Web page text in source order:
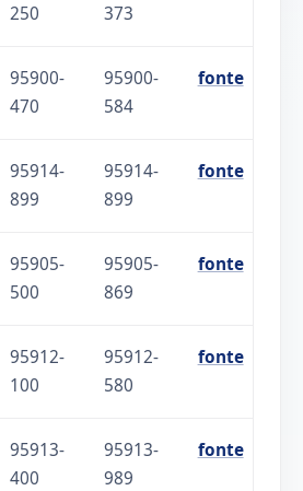
250
373
95900-
470
95900-
584
fonte
95914-
899
95914-
899
fonte
95905-
500
95905-
869
fonte
95912-
100
95912-
580
fonte
95913-
400
95913-
989
fonte